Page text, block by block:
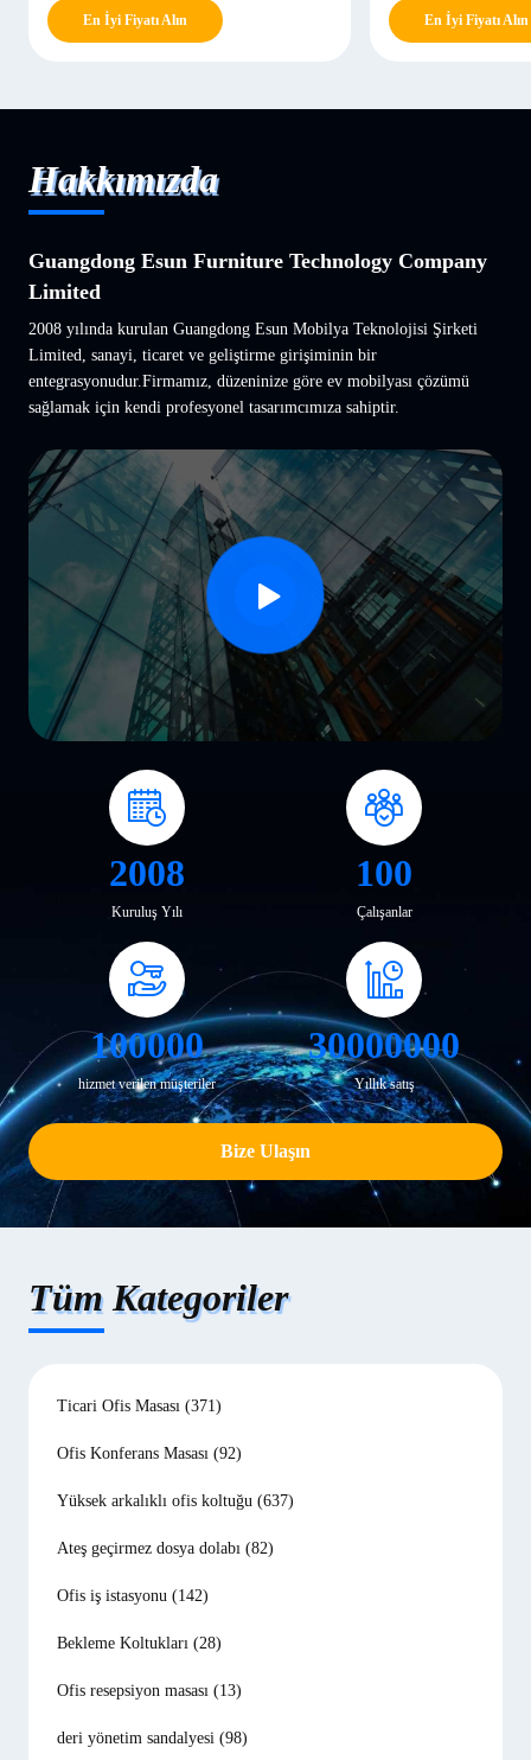
En İyi Fiyatı Alın En İyi Fiyatı Alın
Hakkımızda
Guangdong Esun Furniture Technology Company
Limited
2008 yılında kurulan Guangdong Esun Mobilya Teknolojisi Şirketi
Limited, sanayi, ticaret ve geliştirme girişiminin bir
entegrasyonudur.Firmamız, düzeninize göre ev mobilyası çözümü
sağlamak için kendi profesyonel tasarımcımıza sahiptir.
2008
Kuruluş Yılı
100
Çalışanlar
100000
hizmet verilen müşteriler
30000000
Yıllık satış
Bize Ulaşın
Tüm Kategoriler
Ticari Ofis Masası (371)
Ofis Konferans Masası (92)
Yüksek arkalıklı ofis koltuğu (637)
Ateş geçirmez dosya dolabı (82)
Ofis iş istasyonu (142)
Bekleme Koltukları (28)
Ofis resepsiyon masası (13)
deri yönetim sandalyesi (98)